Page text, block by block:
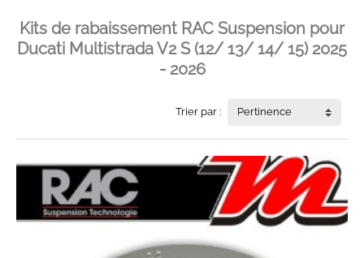
Kits de rabaissement RAC Suspension pour
Ducati Multistrada V2 S (12/ 13/ 14/ 15) 2025
- 2026
Trier par : Pertinence